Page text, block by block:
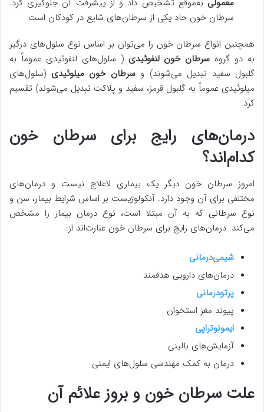
سرطان خون حاد یکی از سرطان‌های شایع در کودکان است
همچنین انواع سرطان خون را می‌توان بر اساس نوع سلول‌های درگیر
به دو گروه سرطان خون لنفوئیدی ( سلول‌های لنفوئیدی عموماً به
گلبول سفید تبدیل می‌شوند) وسرطان خون میلوئیدی (سلول‌های
میلوئیدی عموماً به گلبول قرمز، سفید و پلاکت تبدیل می‌شوند) تقسیم
کرد.
درمان‌های رایج برای سرطان خون
کدام‌اند؟
امروز سرطان خون دیگر یک بیماری لاعلاج نیست و درمان‌های
مختلفی برای آن وجود دارد. آنکولوژیست بر اساس شرایط بیمار، سن و
نوع سرطانی که به آن مبتلا است، نوع درمان بیمار را مشخص
می‌کند. درمان‌های رایج برای سرطان خون عبارت‌اند از:
شیمی‌درمانی
درمان‌های دارویی هدفمند
پرتودرمانی
پیوند مغز استخوان
ایمونوتراپی
آزمایش‌های بالینی
درمان به کمک مهندسی سلول‌های ایمنی
علت سرطان خون و بروز علائم آن